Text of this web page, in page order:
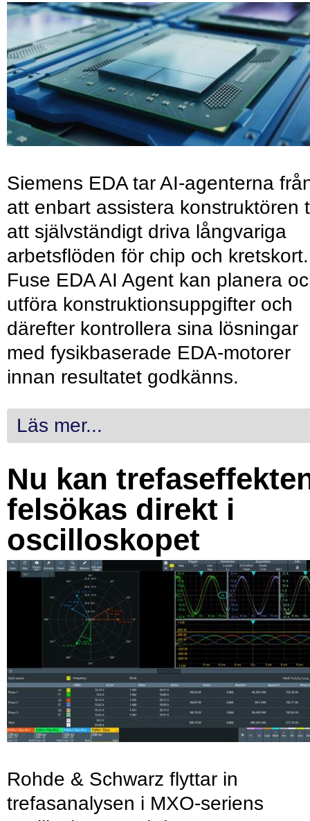
Siemens EDA tar AI-agenterna
att enbart assistera konstruktören
att självständigt driva långvariga
arbetsflöden för chip och kretskort.
Fuse EDA AI Agent kan planera
utföra konstruktionsuppgifter och
därefter kontrollera sina lösningar
med fysikbaserade EDA-motorer
innan resultatet godkänns.
Läs mer...
Nu kan
felsökas direkt i
oscilloskopet
Rohde & Schwarz flyttar in
trefasanalysen i MXO-seriens